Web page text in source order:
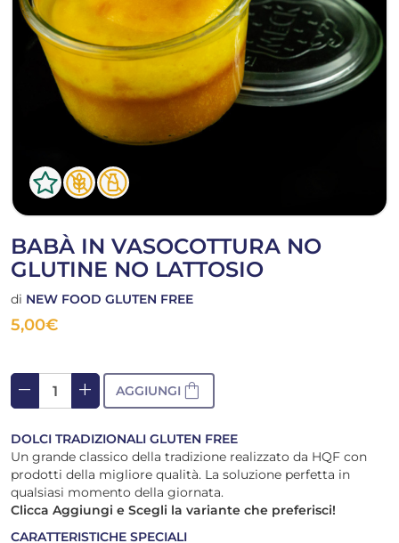
BABÀ IN VASOCOTTURA NO
GLUTINE NO LATTOSIO
di NEW FOOD GLUTEN FREE
5,00€
remove add AGGIUNGI shopping_bag
DOLCI TRADIZIONALI GLUTEN FREE
Un grande classico della tradizione realizzato da HQF con
prodotti della migliore qualità. La soluzione perfetta in
qualsiasi momento della giornata.
Clicca Aggiungi e Scegli la variante che preferisci!
CARATTERISTICHE SPECIALI